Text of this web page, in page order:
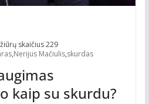
skaičius 229
,Nerijus Mačiulis,skurdas
kaip su skurdu?